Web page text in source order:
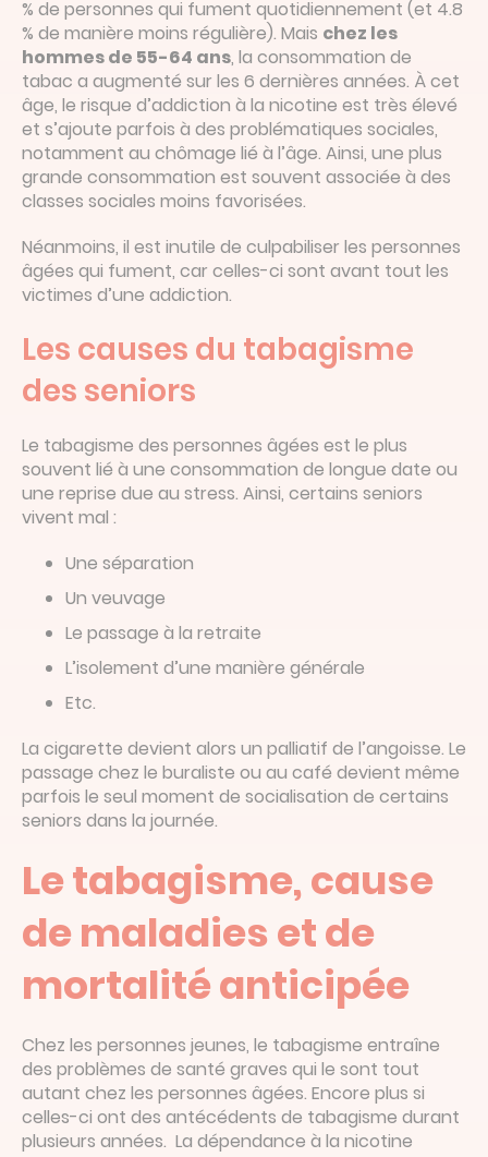
% de personnes qui fument quotidiennement (et 4.8
% de manière moins régulière). Mais chez les
hommes de 55-64 ans, la consommation de
tabac a augmenté sur les 6 dernières années. À cet
âge, le risque d’addiction à la nicotine est très élevé
et s’ajoute parfois à des problématiques sociales,
notamment au chômage lié à l’âge. Ainsi, une plus
grande consommation est souvent associée à des
classes sociales moins favorisées.
Néanmoins, il est inutile de culpabiliser les personnes
âgées qui fument, car celles-ci sont avant tout les
victimes d’une addiction.
Les causes du tabagisme
des seniors
Le tabagisme des personnes âgées est le plus
souvent lié à une consommation de longue date ou
une reprise due au stress. Ainsi, certains seniors
vivent mal :
Une séparation
Un veuvage
Le passage à la retraite
L’isolement d’une manière générale
Etc.
La cigarette devient alors un palliatif de l’angoisse. Le
passage chez le buraliste ou au café devient même
parfois le seul moment de socialisation de certains
seniors dans la journée.
Le tabagisme, cause
de maladies et de
mortalité anticipée
Chez les personnes jeunes, le tabagisme entraîne
des problèmes de santé graves qui le sont tout
autant chez les personnes âgées. Encore plus si
celles-ci ont des antécédents de tabagisme durant
plusieurs années. La dépendance à la nicotine